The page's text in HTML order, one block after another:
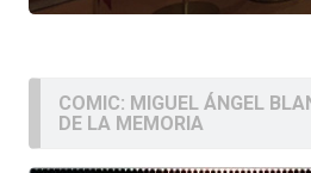
COMIC: MIGUEL ÁNGEL
DE LA MEMORIA